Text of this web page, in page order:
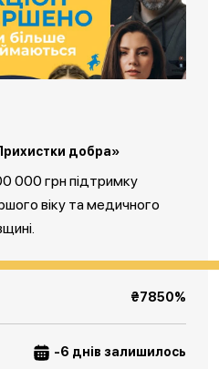
добра»
000 грн підтримку
віку та медичного
₴7850%
-6 днів залишилось